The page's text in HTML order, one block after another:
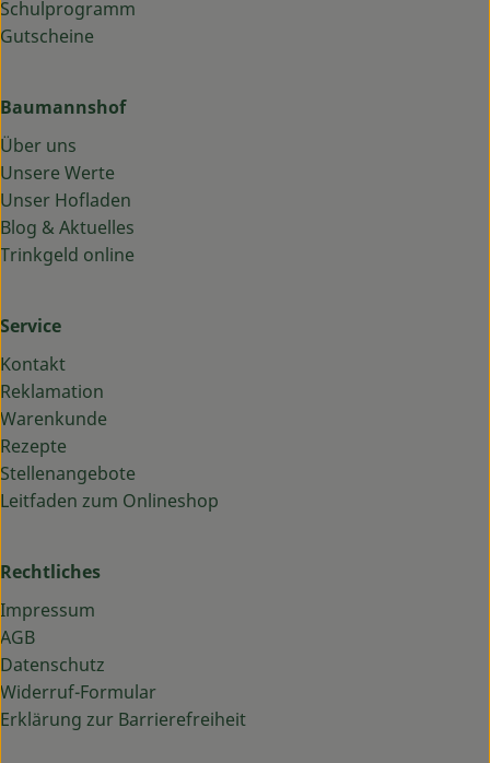
Schulprogramm
Gutscheine
Baumannshof
Über uns
Unsere Werte
Unser Hofladen
Blog & Aktuelles
Trinkgeld online
Service
Kontakt
Reklamation
Warenkunde
Rezepte
Stellenangebote
Leitfaden zum Onlineshop
Rechtliches
Impressum
AGB
Datenschutz
Widerruf-Formular
Erklärung zur Barrierefreiheit